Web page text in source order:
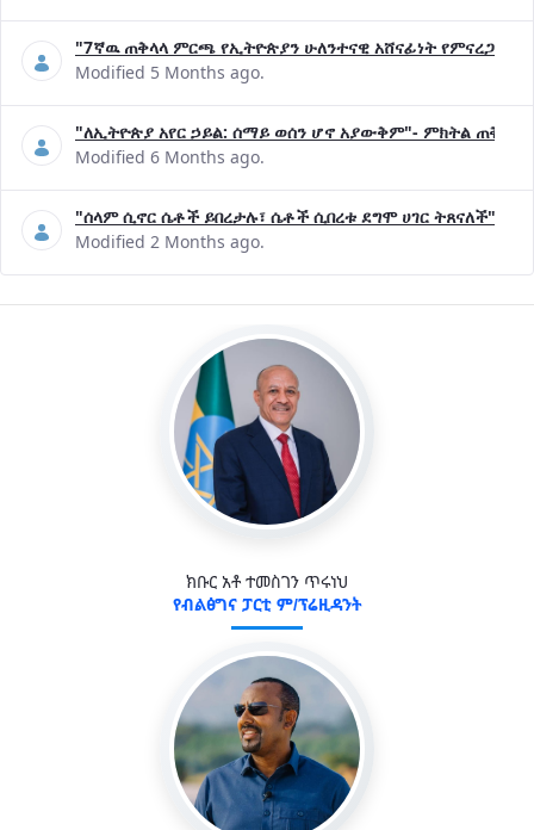
"7ኛዉ ጠቅላላ ምርጫ የኢትዮጵያን ሁለንተናዊ አሸናፊነት
Modified 5 Months ago.
"ለኢትዮጵያ አየር ኃይል: ሰማይ ወሰን ሆኖ አያውቅም"- ምክትል ጠቅላይ
Modified 6 Months ago.
"ሰላም ሲኖር ሴቶች ይበረታሉ፣ ሴቶች ሲበረቱ ደግሞ ሀገር ትጸናለች"-
Modified 2 Months ago.
ክቡር አቶ ተመስገን ጥሩነህ
የብልፅግና ፓርቲ ም/ፕሬዚዳንት